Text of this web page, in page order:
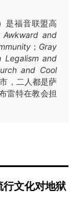
是福音联盟高
Awkward and
； Gray
Legalism and
and Cool
，二人都是萨
雷特在教会担
行文化对地狱